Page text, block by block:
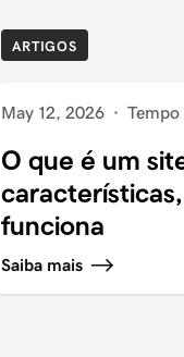
ARTIGOS
May 12, 2026 · Tempo
O que é um
funciona
Saiba mais